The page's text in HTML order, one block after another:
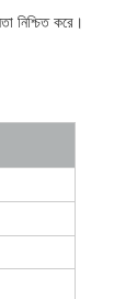
নিশ্চিত করে।